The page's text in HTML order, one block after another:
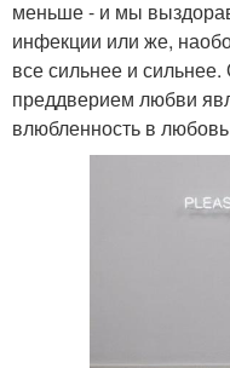
меньше - и мы
инфекции или же,
все сильнее и
преддверием любви
влюбленность в